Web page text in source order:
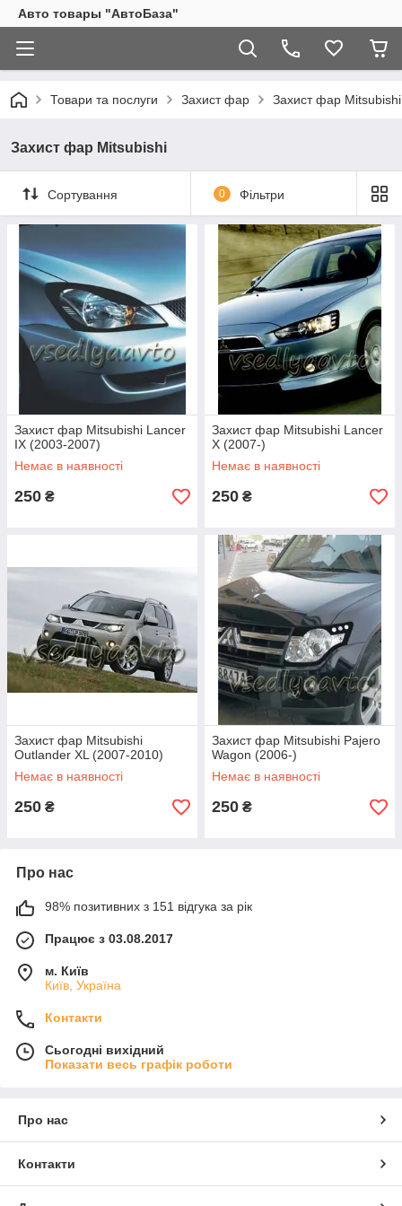
Авто товары "АвтоБаза"
Товари та послуги Захист фар Захист фар Mitsubishi
Захист фар Mitsubishi
Сортування 0 Фільтри
Захист фар Mitsubishi Lancer
IX (2003-2007)
Немає в наявності
250 ₴
Захист фар Mitsubishi Lancer
X (2007-)
Немає в наявності
250 ₴
Захист фар Mitsubishi
Outlander XL (2007-2010)
Немає в наявності
250 ₴
Захист фар Mitsubishi Pajero
Wagon (2006-)
Немає в наявності
250 ₴
Про нас
98% позитивних з 151 відгука за рік
Працює з 03.08.2017
м. Київ
Київ, Україна
Контакти
Сьогодні вихідний
Показати весь графік роботи
Про нас
Контакти